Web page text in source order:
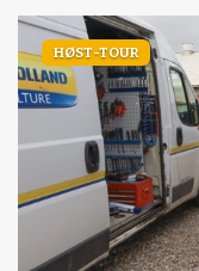
HØST-TOUR